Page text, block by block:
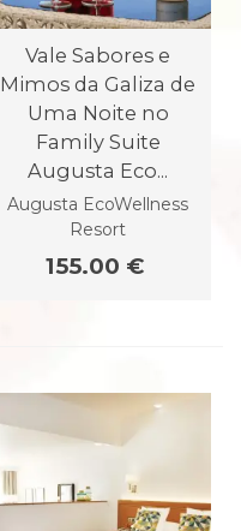
Vale Sabores e
Mimos da Galiza de
Uma Noite no
Family Suite
Augusta Eco...
Augusta EcoWellness
Resort
155.00 €